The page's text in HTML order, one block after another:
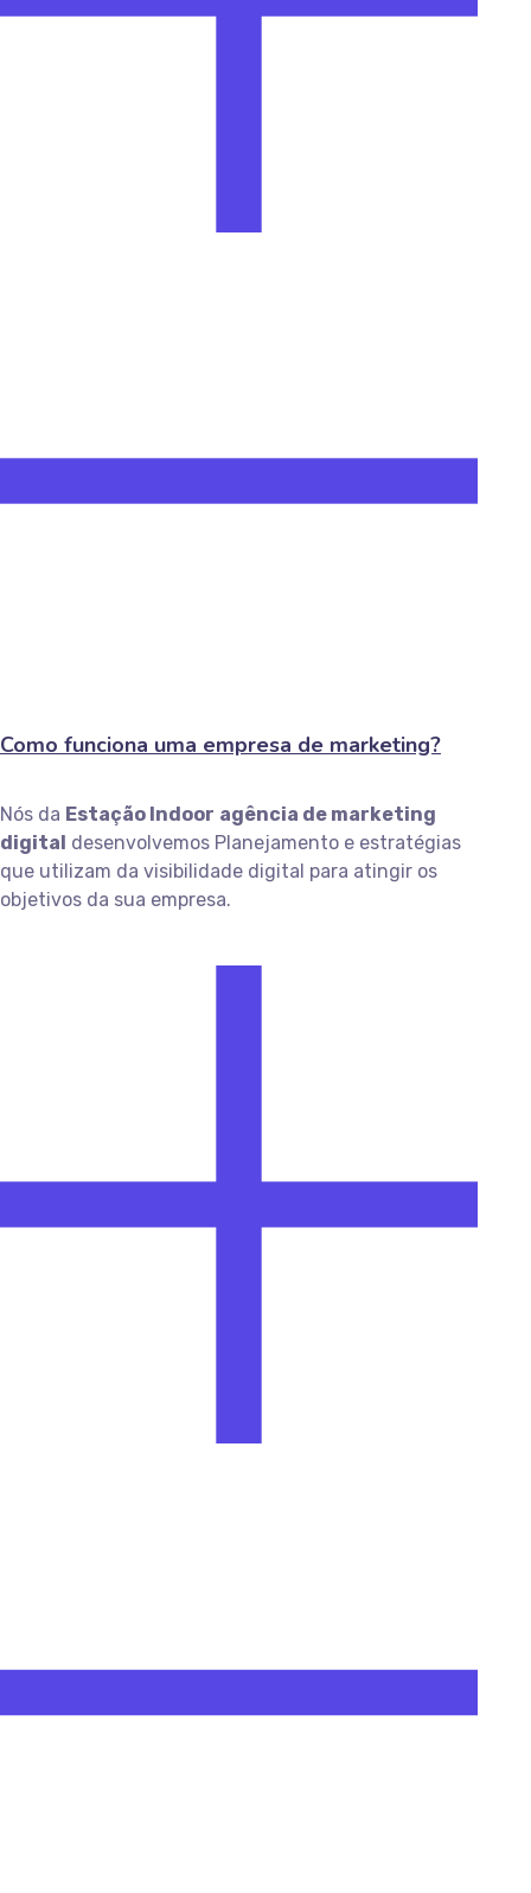
Como funciona uma empresa de marketing?
Nós da Estação Indoor agência de marketing
digital desenvolvemos Planejamento e estratégias
que utilizam da visibilidade digital para atingir os
objetivos da sua empresa.